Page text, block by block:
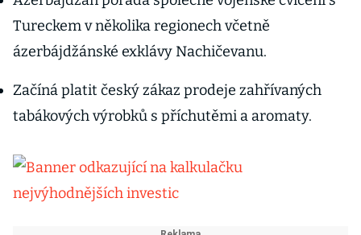
Tureckem v několika regionech včetně
ázerbájdžánské exklávy Nachičevanu.
Začíná platit český zákaz prodeje zahřívaných
tabákových výrobků s příchutěmi a aromaty.